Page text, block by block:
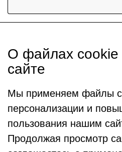
О файлах cookie
сайте
Мы применяем файлы
персонализации и
пользования нашим
Продолжая просмотр